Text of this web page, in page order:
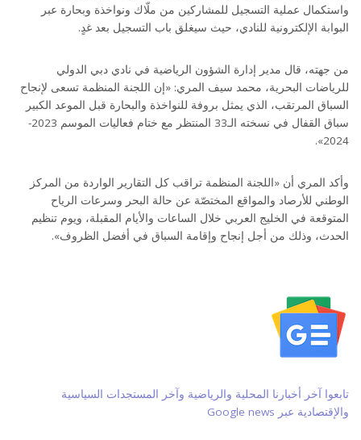
واستكمال عملية التسجيل للمشاركين من ملّاك ونواخذة وبحارة عبر
البوابة الإلكترونية للنادي، حيث سيغلق باب التسجيل بعد غدٍ.
من جهته، قال مدير إدارة الشؤون الرياضية في نادي دبي الدولي
للرياضات البحرية، محمد سيف المري: «إن اللجنة المنظمة تسعى لإنجاح
السباق المرتقب، الذي يمثل بروفة للنواخذة والبحارة قبل الموعد الكبير
سباق القفال في نسخته الـ33 المنتظر مع ختام فعاليات الموسم 2023-
2024».
وأكد المري أن «اللجنة المنظمة تراقب كل التقارير الواردة من المركز
الوطني للأرصاد والمواقع المختصّة عن حالة البحر وسرعات الرياح
المتوقعة في الخليج العربي خلال الساعات والأيام المقبلة، ويوم تنظيم
الحدث، وذلك من أجل إنجاح وإقامة السباق في أفضل الظروف».
تابعوا آخر أخبارنا المحلية والرياضية وآخر المستجدات السياسية
والإقتصادية عبر Google news